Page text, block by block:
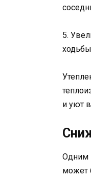
5.
и уют
Одним
может